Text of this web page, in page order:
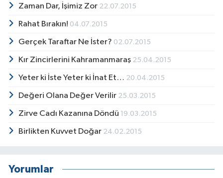
Zaman Dar, İşimiz Zor 22.07.2015
Rahat Bırakın! 04.07.2015
Gerçek Taraftar Ne İster? 02.07.2015
Kır Zincirlerini Kahramanmaraş 25.04.2015
Yeter ki İste Yeter ki İnat Et… 20.04.2015
Değeri Olana Değer Verilir 25.03.2015
Zirve Cadı Kazanına Döndü 19.03.2015
Birlikten Kuvvet Doğar 24.02.2015
Yorumlar